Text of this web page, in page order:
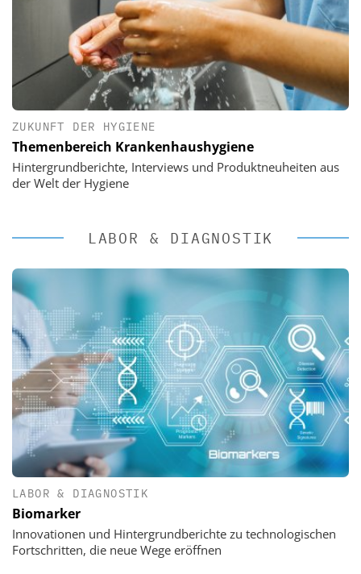
ZUKUNFT DER HYGIENE
Themenbereich Krankenhaushygiene
Hintergrundberichte, Interviews und Produktneuheiten aus
der Welt der Hygiene
LABOR & DIAGNOSTIK
LABOR & DIAGNOSTIK
Biomarker
Innovationen und Hintergrundberichte zu technologischen
Fortschritten, die neue Wege eröffnen